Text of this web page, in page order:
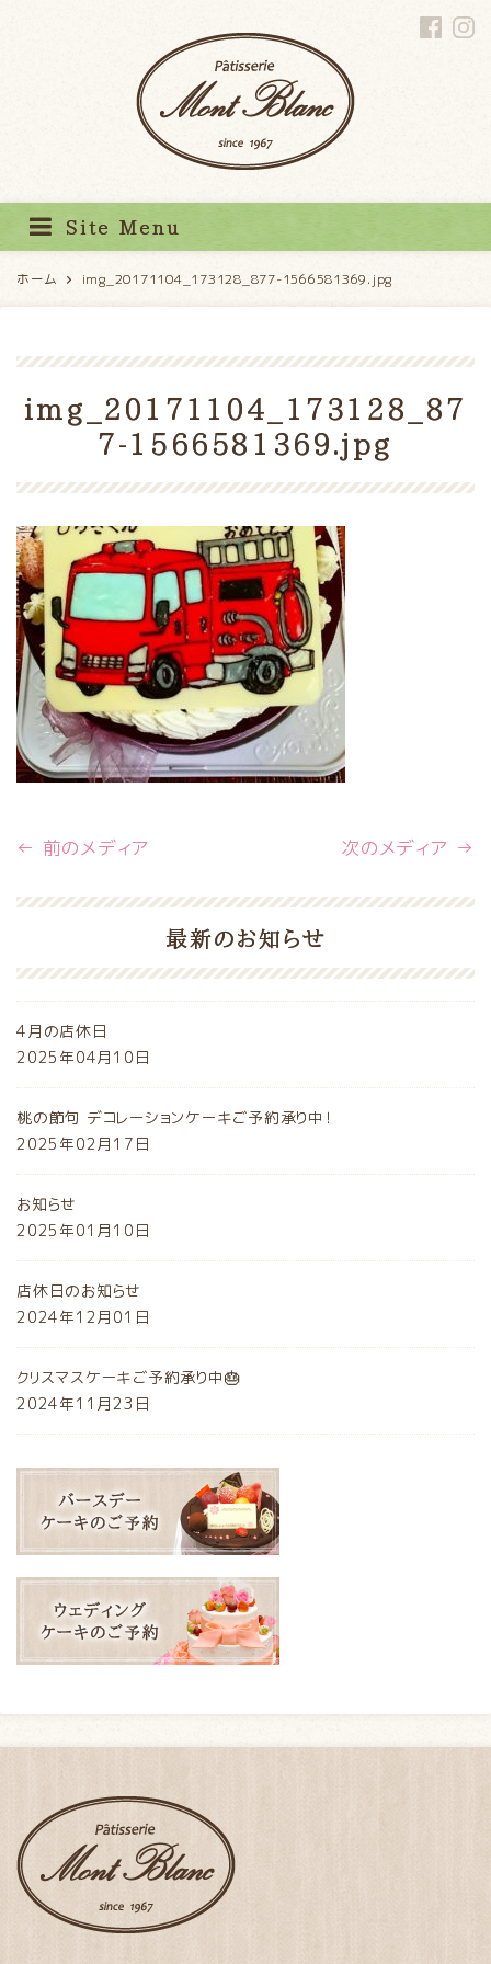
Site Menu
ホーム img_20171104_173128_877-1566581369.jpg
img_20171104_173128_87
7-1566581369.jpg
← 前のメディア 次のメディア →
最新のお知らせ
4月の店休日
2025年04月10日
桃の節句 デコレーションケーキご予約承り中！
2025年02月17日
お知らせ
2025年01月10日
店休日のお知らせ
2024年12月01日
クリスマスケーキご予約承り中🎂
2024年11月23日